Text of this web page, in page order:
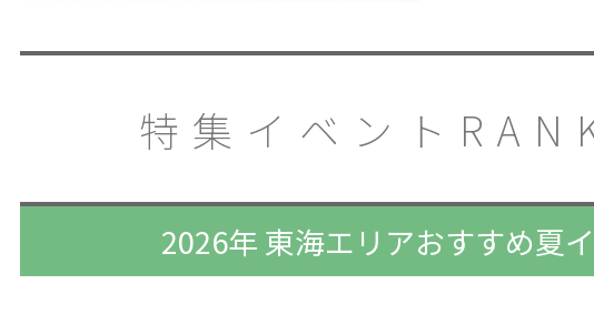
静岡
農園」
開催中
静岡
キッズのプールデビュ
ーに最適！「雄踏総合
特集イベント
2026年 東海エリアおすすめ夏